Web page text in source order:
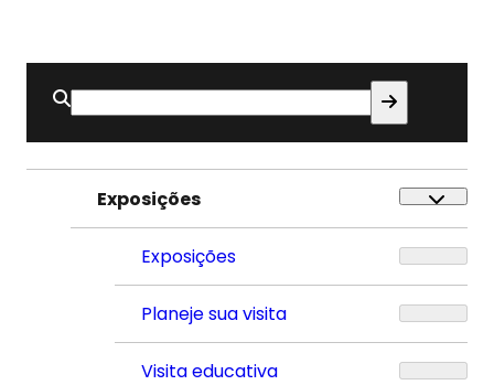
Buscar
por:
Exposições
Exposições
Planeje sua visita
Visita educativa